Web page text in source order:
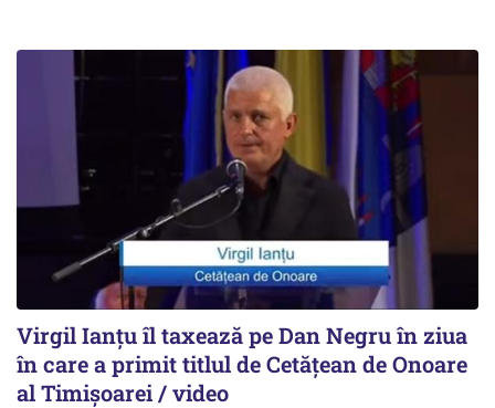
Virgil Ianțu îl taxează pe Dan Negru în ziua
în care a primit titlul de Cetățean de Onoare
al Timișoarei / video